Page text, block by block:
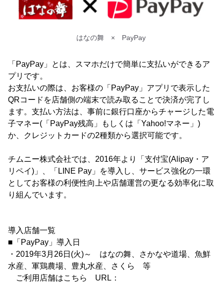
はなの舞 × PayPay
「PayPay」とは、スマホだけで簡単に支払いができるア
プリです。
お支払いの際は、お客様の「PayPay」アプリで表示した
QRコードを店舗側の端末で読み取ることで決済が完了し
ます。支払い方法は、事前に銀行口座からチャージした電
子マネー(「PayPay残高」もしくは「Yahoo!マネー」)
か、クレジットカードの2種類から選択可能です。
チムニー株式会社では、2016年より「支付宝(Alipay・ア
リペイ)」、「LINE Pay」を導入し、サービス強化の一環
としてお客様の利便性向上や店舗運営の更なる効率化に取
り組んでいます。
導入店舗一覧
■「PayPay」導入日
・2019年3月26日(火)～ はなの舞、さかなや道場、魚鮮
水産、軍鶏農場、豊丸水産、さくら 等
ご利用店舗はこちら URL：